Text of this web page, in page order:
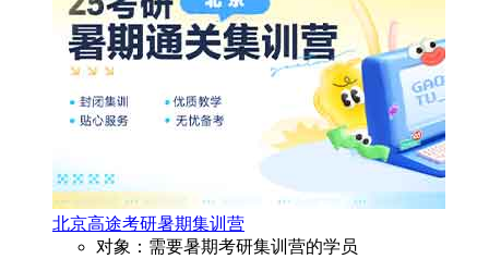
北京高途考研暑期集训营
对象：需要暑期考研集训营的学员